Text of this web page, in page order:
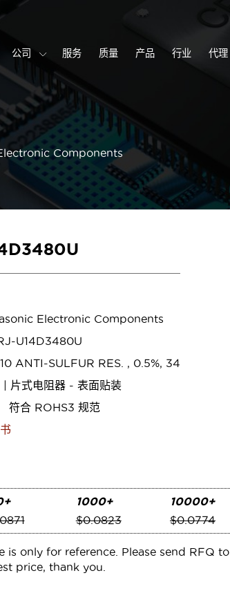
公司 服务 质量 产品 行业 代理
Components
Electronic Components
U14D3480U
ANTI-SULFUR RES. , 0.5%, 34
| 片式电阻器 - 表面贴装
符合 ROHS3 规范
1000+
$0.0823
10000+
$0.0774
only for reference. Please send RFQ to
price, thank you.